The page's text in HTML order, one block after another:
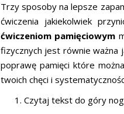
Trzy sposoby na lepsze
ćwiczenia jakiekolwiek
ćwiczeniom pamięciowym
fizycznych jest równie ważna
poprawę pamięci które
twoich chęci i
Czytaj tekst do góry